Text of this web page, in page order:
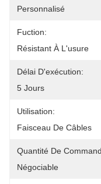
Personnalisé
Fuction:
Résistant À L'usure
Délai D'exécution:
5 Jours
Utilisation:
Faisceau De Câbles
Quantité De
Négociable